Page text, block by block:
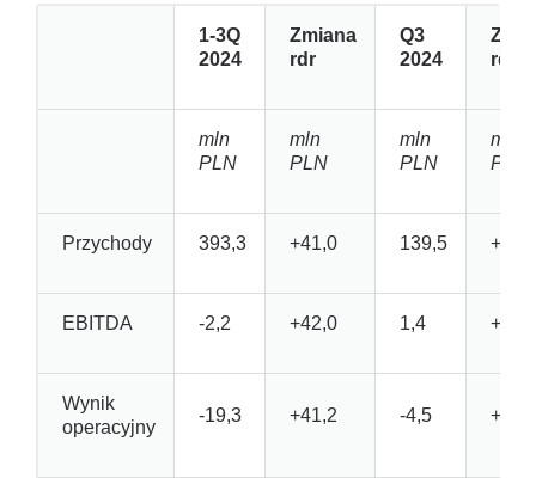
1-3Q
2024
Zmiana
rdr
Q3
2024
rdr
mln
PLN
mln
PLN
mln
PLN
mln
PLN
Przychody 393,3 +41,0 139,5
EBITDA -2,2 +42,0 1,4 +2,8
Wynik
operacyjny
-19,3 +41,2 -4,5 +2,5